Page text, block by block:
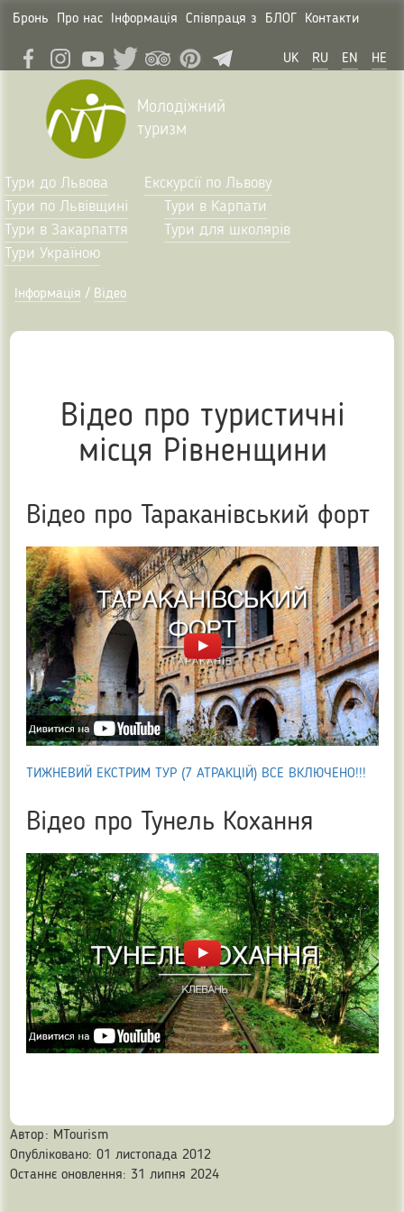
Бронь Про нас Інформація Співпраця з БЛОГ Контакти
UK RU EN HE
Молодіжний
туризм
Тури до Львова
Екскурсії по Львову
Тури по Львівщині
Тури в Карпати
Тури в Закарпаття
Тури для школярів
Тури Україною
Інформація / Відео
Відео про туристичні
місця Рівненщини
Відео про Тараканівський форт
ТИЖНЕВИЙ ЕКСТРИМ ТУР (7 АТРАКЦІЙ) ВСЕ ВКЛЮЧЕНО!!!
Відео про Тунель Кохання
Автор: MTourism
Опубліковано: 01 листопада 2012
Останнє оновлення: 31 липня 2024